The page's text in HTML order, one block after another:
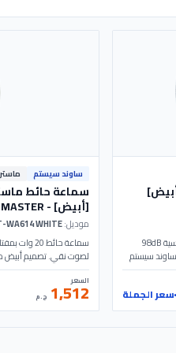
5 وات [أبيض]
سماعة سقف دائرية 10/5W بجهد 110V وحساسية 98dB
أبيض بقطر 230مم للساوند سيستم
سعر الجملة
ساوند سيستم
[أبيض] - MT-WA614 - MASTER
موديل:MT-WA614 WHITE
الساوند سيستم. الموديل: MT-WA614 | MASTER
السعر
1,512 ج.م